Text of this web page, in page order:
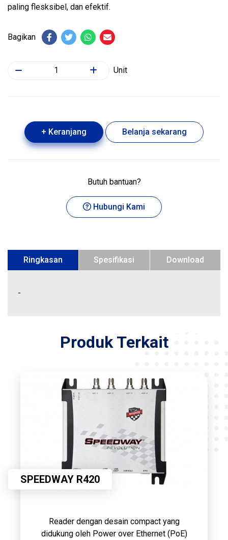
paling flesksibel, dan efektif.
Bagikan
Unit
+ Keranjang Belanja sekarang
Butuh bantuan?
Hubungi Kami
Ringkasan Spesifikasi Download
-
Produk Terkait
SPEEDWAY R420
Reader dengan desain compact yang
didukung oleh Power over Ethernet (PoE)